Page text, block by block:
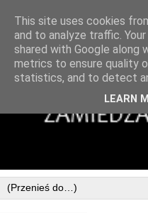
This site uses cookies
and to analyze traffic.
shared with Google along
metrics to ensure quality
statistics, and to detect
LEARN